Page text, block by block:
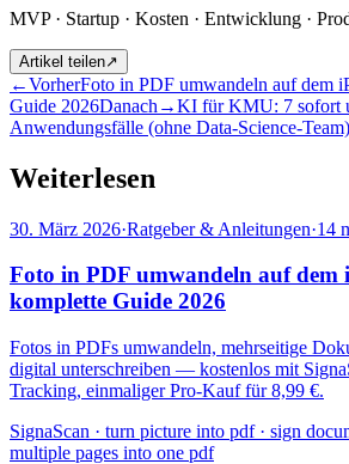
MVP · Startup · Kosten · Entwicklung ·
Artikel teilen↗
←VorherFoto in PDF umwandeln auf dem
Guide 2026Danach →KI für KMU: 7 sofort
Anwendungsfälle (ohne Data-Science-Team)
Weiterlesen
30. März 2026·Ratgeber & Anleitungen·14
Foto in PDF umwandeln auf dem
komplette Guide 2026
Fotos in PDFs umwandeln, mehrseitige
digital unterschreiben — kostenlos mit
Tracking, einmaliger Pro-Kauf für 8,99 €.
SignaScan · turn picture into pdf · sign
multiple pages into one pdf